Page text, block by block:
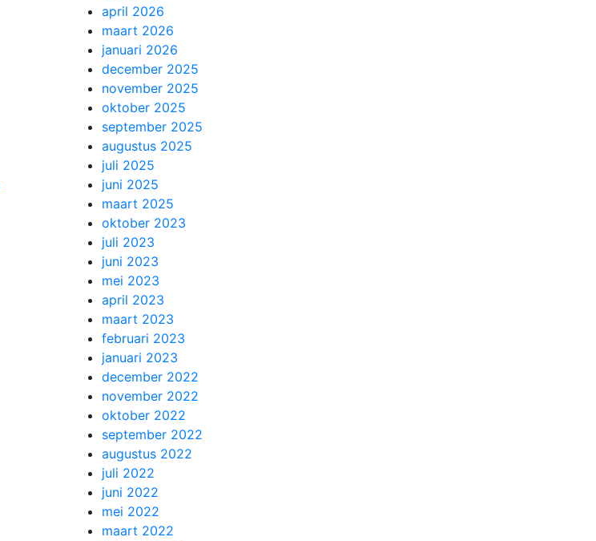
april 2026
maart 2026
januari 2026
december 2025
november 2025
oktober 2025
september 2025
augustus 2025
juli 2025
juni 2025
maart 2025
oktober 2023
juli 2023
juni 2023
mei 2023
april 2023
maart 2023
februari 2023
januari 2023
december 2022
november 2022
oktober 2022
september 2022
augustus 2022
juli 2022
juni 2022
mei 2022
maart 2022